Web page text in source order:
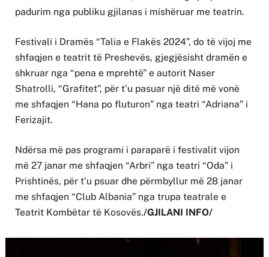
padurim nga publiku gjilanas i mishëruar me teatrin.
Festivali i Dramës “Talia e Flakës 2024”, do të vijoj me
shfaqjen e teatrit të Preshevës, gjegjësisht dramën e
shkruar nga “pena e mprehtë” e autorit Naser
Shatrolli, “Grafitet”, për t’u pasuar një ditë më vonë
me shfaqjen “Hana po fluturon” nga teatri “Adriana” i
Ferizajit.
Ndërsa më pas programi i paraparë i festivalit vijon
më 27 janar me shfaqjen “Arbri” nga teatri “Oda” i
Prishtinës, për t’u psuar dhe përmbyllur më 28 janar
me shfaqjen “Club Albania” nga trupa teatrale e
Teatrit Kombëtar të Kosovës./GJILANI INFO/